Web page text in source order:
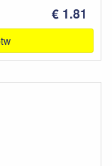
€ 1.81